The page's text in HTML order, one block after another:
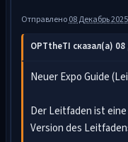
Отправлено08 Декабрь
OPTtheTI сказал(а)
Neuer Expo Guide
Der Leitfaden ist
Version des